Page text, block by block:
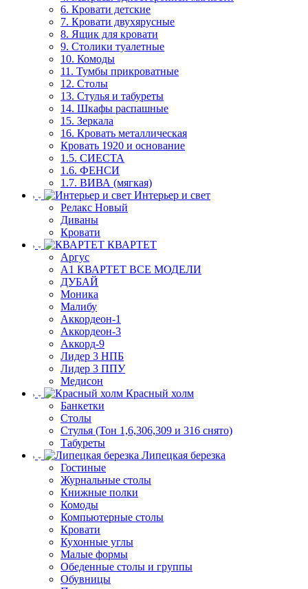
6. Кровати детские
7. Кровати двухярусные
8. Ящик для кровати
9. Столики туалетные
10. Комоды
11. Тумбы прикроватные
12. Столы
13. Стулья и табуреты
14. Шкафы распашные
15. Зеркала
16. Кровать металлическая
Кровать 1920 и основание
1.5. СИЕСТА
1.6. ФЕНСИ
1.7. ВИВА (мягкая)
Интерьер и свет
Релакс Новый
Диваны
Кровати
КВАРТЕТ
Аргус
А1 КВАРТЕТ ВСЕ МОДЕЛИ
ДУБАЙ
Моника
Малибу
Аккордеон-1
Аккордеон-3
Аккорд-9
Лидер 3 НПБ
Лидер 3 ППУ
Медисон
Красный холм
Банкетки
Столы
Стулья (Тон 1,6,306,309 и 316 снято)
Табуреты
Липецкая березка
Гостиные
Журнальные столы
Книжные полки
Комоды
Компьютерные столы
Кровати
Кухонные углы
Малые формы
Обеденные столы и группы
Обувницы